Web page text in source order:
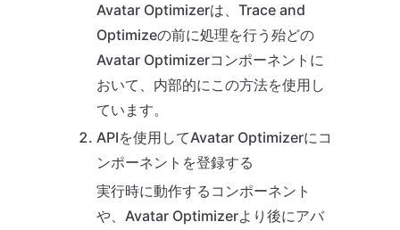
Avatar Optimizerは、Trace and
Optimizeの前に処理を行う殆どの
Avatar Optimizerコンポーネントに
おいて、内部的にこの方法を使用し
ています。
APIを使用してAvatar Optimizerにコ
ンポーネントを登録する
実行時に動作するコンポーネント
や、Avatar Optimizerより後にアバ